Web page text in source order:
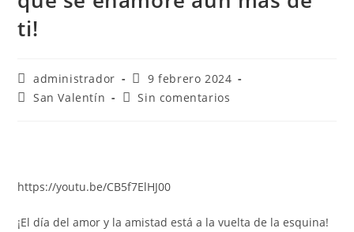
ti!
administrador
9 febrero 2024
San Valentín
Sin comentarios
https://youtu.be/CB5f7ElHJ00
¡El día del amor y la amistad está a la vuelta de la esquina!